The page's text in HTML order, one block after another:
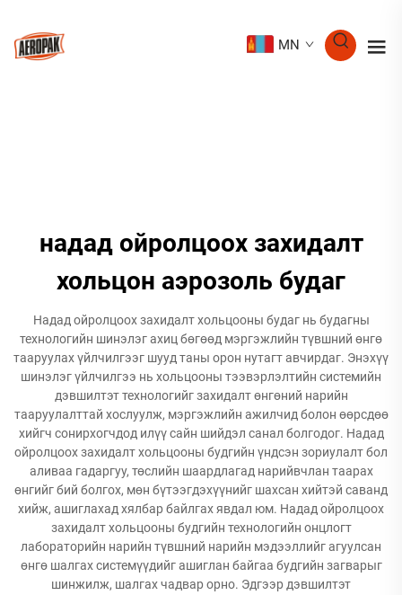
MN
надад ойролцоох захидалт
хольцон аэрозоль будаг
Надад ойролцоох захидалт хольцооны будаг нь будагны
технологийн шинэлэг ахиц бөгөөд мэргэжлийн түвшний өнгө
тааруулах үйлчилгээг шууд таны орон нутагт авчирдаг. Энэхүү
шинэлэг үйлчилгээ нь хольцооны тээвэрлэлтийн системийн
дэвшилтэт технологийг захидалт өнгөний нарийн
тааруулалттай хослуулж, мэргэжлийн ажилчид болон өөрсдөө
хийгч сонирхогчдод илүү сайн шийдэл санал болгодог. Надад
ойролцоох захидалт хольцооны будгийн үндсэн зориулалт бол
аливаа гадаргуу, төслийн шаардлагад нарийвчлан таарах
өнгийг бий болгох, мөн бүтээгдэхүүнийг шахсан хийтэй саванд
хийж, ашиглахад хялбар байлгах явдал юм. Надад ойролцоох
захидалт хольцооны будгийн технологийн онцлогт
лабораторийн нарийн түвшний нарийн мэдээллийг агуулсан
өнгө шалгах системүүдийг ашиглан байгаа будгийн загварыг
шинжилж, шалгах чадвар орно. Эдгээр дэвшилтэт